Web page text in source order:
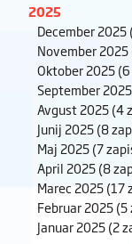
2025
December 2025
November 2025
Oktober 2025
September 2025
Avgust 2025(4
Junij 2025(8
Maj 2025(7
April 2025(8
Marec 2025(17
Februar 2025(5
Januar 2025(2